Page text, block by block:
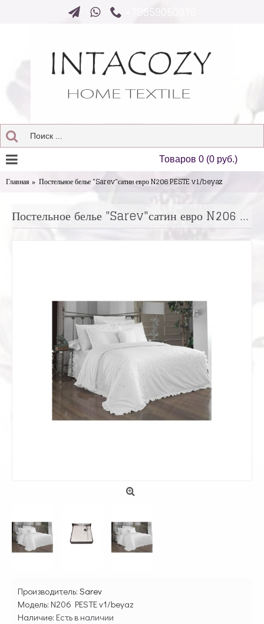
+79959050976
Товаров 0 (0 руб.)
Главная Постельное белье "Sarev"сатин евро N206 PESTE v1/beyaz
Постельное белье "Sarev"сатин евро N206 PESTE v1/beyaz
Производитель: Sarev
Модель: N206 PESTE v1/beyaz
Наличие: Есть в наличии